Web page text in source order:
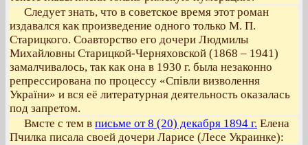
Следует знать, что в советское время этот роман
издавался как произведение одного только М. П.
Старицкого. Соавторство его дочери Людмилы
Михайловны Старицкой-Черняховской (1868 – 1941)
замалчивалось, так как она в 1930 г. была незаконно
репрессирована по процессу «Співли визволення
України» и вся её литературная деятельность оказалась
под запретом.
Вмсте с тем в письме от 8 (20) декабря 1894 г. Елена
Пчилка писала своей дочери Ларисе (Лесе Украинке):